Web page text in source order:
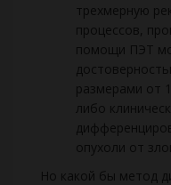
трехмерную
процессов,
помощи ПЭТ
размерами от
либо
опухоли от
Но какой бы метод